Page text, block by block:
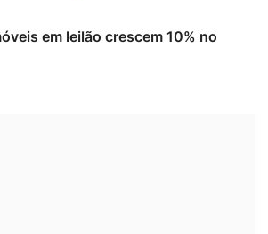
em leilão crescem 10% no